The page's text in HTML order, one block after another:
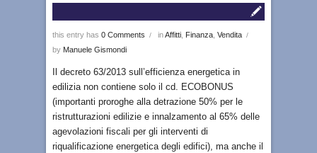
this entry has 0 Comments / inAffitti Finanza Vendita /
by Manuele Gismondi
Il decreto 63/2013 sull’efficienza energetica in
edilizia non contiene solo il cd. ECOBONUS
(importanti proroghe alla detrazione 50% per le
ristrutturazioni edilizie e innalzamento al 65% delle
agevolazioni fiscali per gli interventi di
riqualificazione energetica degli edifici), ma anche il